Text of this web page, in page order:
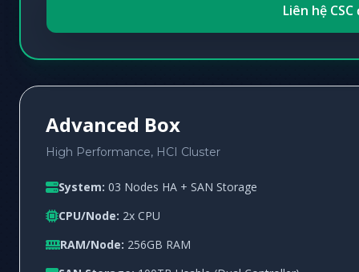
Liên hệ
Advanced Box
High Performance, HCI Cluster
System: 03 Nodes HA + SAN Storage
CPU/Node: 2x CPU
RAM/Node: 256GB RAM